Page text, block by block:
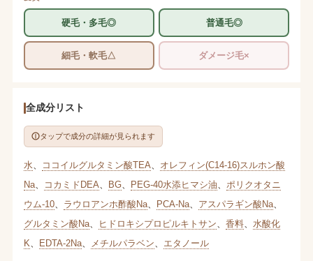
硬毛・多毛◎ 普通毛◎
細毛・軟毛△ ダメージ毛×
全成分リスト
タップで成分の詳細が見られます
水 ココイルグルタミン酸TEA
オレフィン(C14-16)スルホン酸
Na、 コカミドDEA BG、 PEG-40水添ヒマシ油
ポリクオタニ
ウム-10、 ラウロアンホ酢酸Na、 PCA-Na、 アスパラギン酸Na、
グルタミン酸Na、 ヒドロキシプロピルキトサン 香料、 水酸化
K
EDTA-2Na、 メチルパラベン エタノール